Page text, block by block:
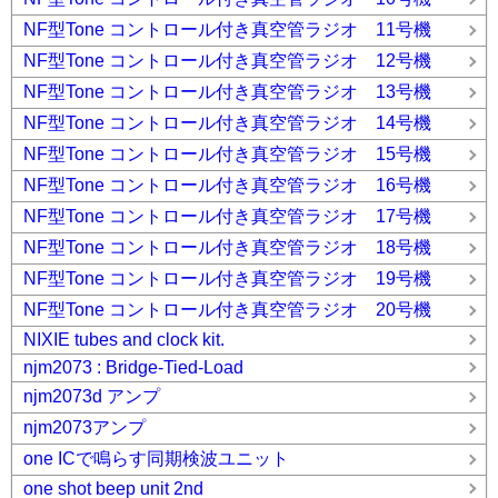
NF型Tone コントロール付き真空管ラジオ 11号機
NF型Tone コントロール付き真空管ラジオ 12号機
NF型Tone コントロール付き真空管ラジオ 13号機
NF型Tone コントロール付き真空管ラジオ 14号機
NF型Tone コントロール付き真空管ラジオ 15号機
NF型Tone コントロール付き真空管ラジオ 16号機
NF型Tone コントロール付き真空管ラジオ 17号機
NF型Tone コントロール付き真空管ラジオ 18号機
NF型Tone コントロール付き真空管ラジオ 19号機
NF型Tone コントロール付き真空管ラジオ 20号機
NIXIE tubes and clock kit.
njm2073 : Bridge-Tied-Load
njm2073d アンプ
njm2073アンプ
one ICで鳴らす同期検波ユニット
one shot beep unit 2nd